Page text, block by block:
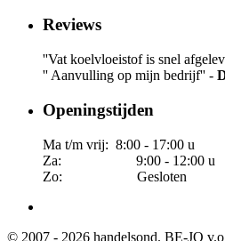
Reviews
''Vat koelvloeistof is snel
'' Aanvulling op mijn bedrijf'' -
Openingstijden
Ma t/m vrij: 8:00 - 17:00 u
Za: 9:00 - 12:00 u
Zo: Gesloten
© 2007 - 2026 handelsond. BE-JO